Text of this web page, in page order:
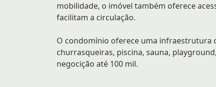
mobilidade, o imóvel também oferece
facilitam a circulação.
O condomínio oferece uma infraestrutura
churrasqueiras, piscina, sauna,
negocição até 100 mil.